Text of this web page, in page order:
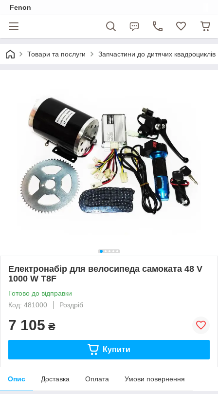
Fenon
Товари та послуги Запчастини до дитячих квадроциклів
Електронабір для велосипеда самоката 48 V
1000 W T8F
Готово до відправки
Код: 481000
Роздріб
7 105 ₴
Купити
Опис Доставка Оплата Умови повернення